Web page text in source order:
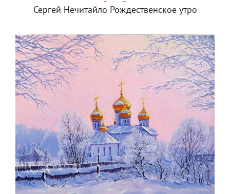
Сергей Нечитайло Рождественское утро